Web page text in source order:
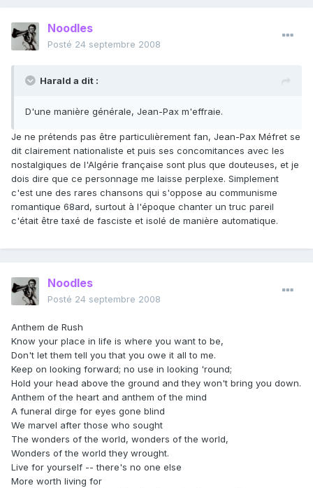
Noodles
Posté 24 septembre 2008
Harald a dit :
D'une manière générale, Jean-Pax m'effraie.
Je ne prétends pas être particulièrement fan, Jean-Pax Méfret se
dit clairement nationaliste et puis ses concomitances avec les
nostalgiques de l'Algérie française sont plus que douteuses, et je
dois dire que ce personnage me laisse perplexe. Simplement
c'est une des rares chansons qui s'oppose au communisme
romantique 68ard, surtout à l'époque chanter un truc pareil
c'était être taxé de fasciste et isolé de manière automatique.
Noodles
Posté 24 septembre 2008
Anthem de Rush
Know your place in life is where you want to be,
Don't let them tell you that you owe it all to me.
Keep on looking forward; no use in looking 'round;
Hold your head above the ground and they won't bring you down.
Anthem of the heart and anthem of the mind
A funeral dirge for eyes gone blind
We marvel after those who sought
The wonders of the world, wonders of the world,
Wonders of the world they wrought.
Live for yourself -- there's no one else
More worth living for